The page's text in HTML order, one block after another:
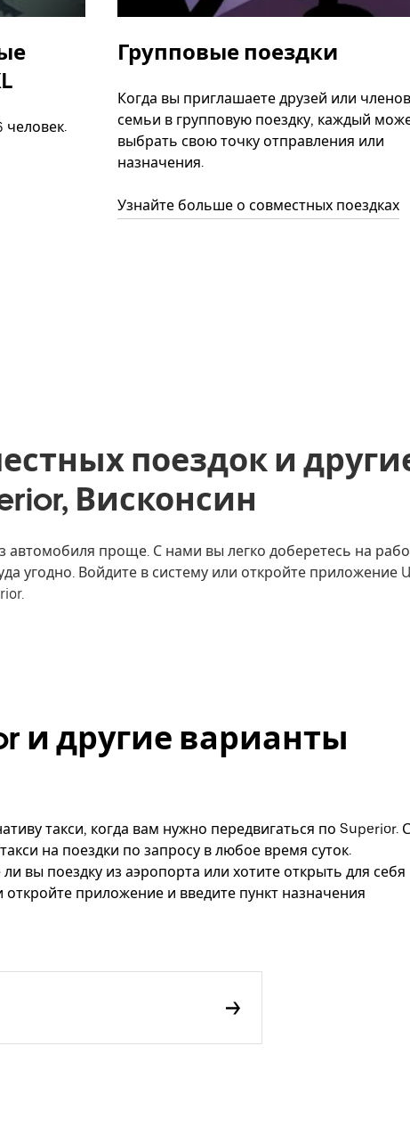
человек.
Групповые поездки
Когда вы приглашаете друзей или членов
семьи в групповую поездку, каждый
выбрать свою точку отправления или
назначения.
Узнайте больше о совместных поездках
поездок и
Висконсин
автомобиля проще. С нами вы легко доберетесь на
угодно. Войдите в систему или откройте приложение
и другие варианты
такси, когда вам нужно передвигаться по Superior. С
на поездки по запросу в любое время суток.
вы поездку из аэропорта или хотите открыть для себя
приложение и введите пункт назначения